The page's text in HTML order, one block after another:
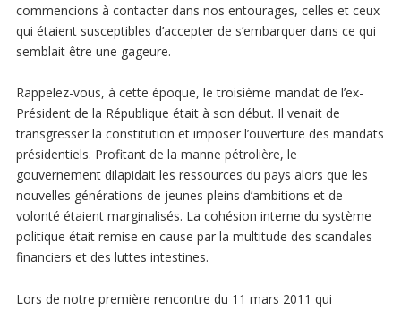
commencions à contacter dans nos entourages, celles et ceux
qui étaient susceptibles d’accepter de s’embarquer dans ce qui
semblait être une gageure.
Rappelez-vous, à cette époque, le troisième mandat de l’ex-
Président de la République était à son début. Il venait de
transgresser la constitution et imposer l’ouverture des mandats
présidentiels. Profitant de la manne pétrolière, le
gouvernement dilapidait les ressources du pays alors que les
nouvelles générations de jeunes pleins d’ambitions et de
volonté étaient marginalisés. La cohésion interne du système
politique était remise en cause par la multitude des scandales
financiers et des luttes intestines.
Lors de notre première rencontre du 11 mars 2011 qui